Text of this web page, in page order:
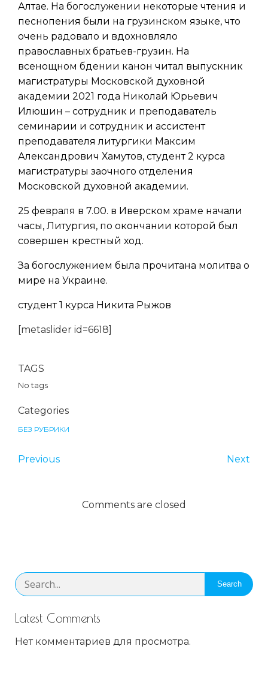
Алтае. На богослужении некоторые чтения и
песнопения были на грузинском языке, что
очень радовало и вдохновляло
православных братьев-грузин. На
всенощном бдении канон читал выпускник
магистратуры Московской духовной
академии 2021 года Николай Юрьевич
Илюшин – сотрудник и преподаватель
семинарии и сотрудник и ассистент
преподавателя литургики Максим
Александрович Хамутов, студент 2 курса
магистратуры заочного отделения
Московской духовной академии.
25 февраля в 7.00. в Иверском храме начали
часы, Литургия, по окончании которой был
совершен крестный ход.
За богослужением была прочитана молитва о
мире на Украине.
студент 1 курса Никита Рыжов
[metaslider id=6618]
TAGS
No tags
Categories
БЕЗ РУБРИКИ
Previous Next
Comments are closed
Search
Latest Comments
Нет комментариев для просмотра.